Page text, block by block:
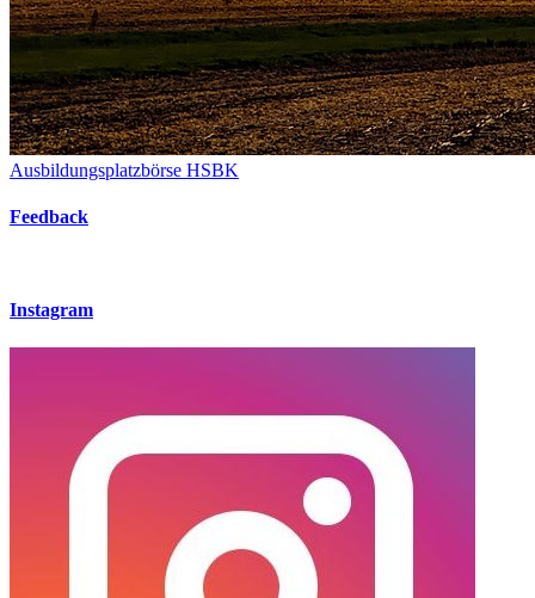
Ausbildungsplatzbörse HSBK
Feedback
Instagram